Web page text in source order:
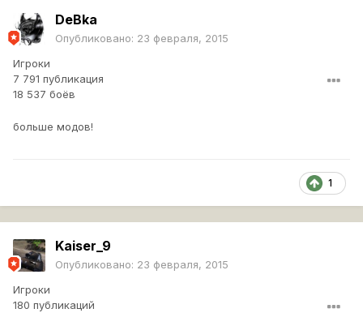
DeBka
Опубликовано: 23 февраля, 2015
Игроки
7 791 публикация
18 537 боёв
больше модов!
1
Kaiser_9
Опубликовано: 23 февраля, 2015
Игроки
180 публикаций